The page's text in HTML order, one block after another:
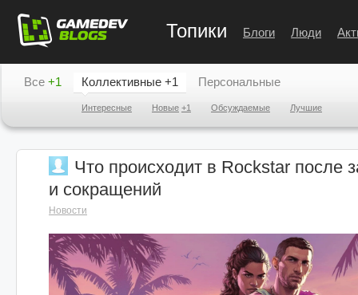
Топики Блоги Люди
Все +1 Коллективные +1
Интересные Новые +1 Обсуждаемые Лучшие
Персональные
Что происходит в Rockstar после
и сокращений
Новости